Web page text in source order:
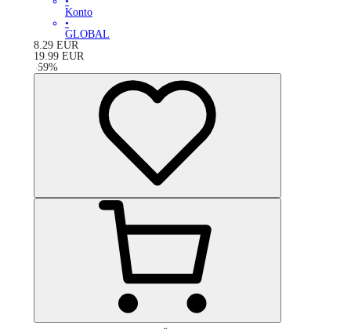
Konto
•
GLOBAL
8.29 EUR
19.99 EUR
-59%